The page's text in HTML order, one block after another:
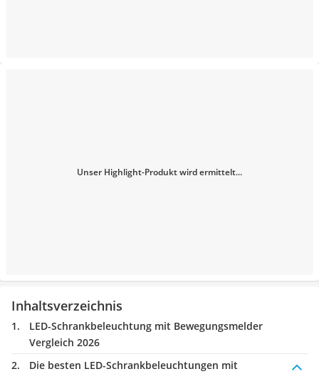
Unser Highlight-Produkt wird ermittelt...
Inhaltsverzeichnis
LED-Schrankbeleuchtung mit Bewegungsmelder
Vergleich 2026
Die besten LED-Schrankbeleuchtungen mit